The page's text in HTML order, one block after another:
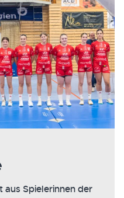
aus Spielerinnen der